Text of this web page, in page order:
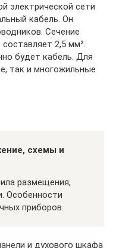
электрической сети
кабель. Он
Сечение
2,5 мм².
будет кабель. Для
так и многожильные
схемы и
размещения,
Особенности
приборов.
и духового шкафа